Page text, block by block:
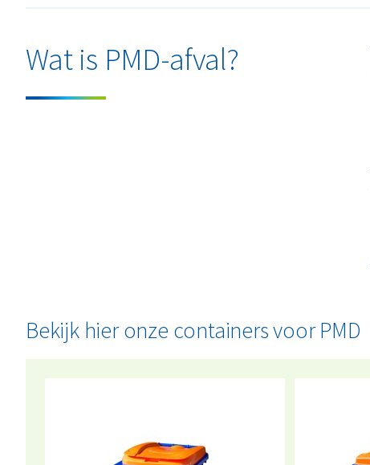
Wat is PMD-afval?
Bekijk hier onze containers voor PMD